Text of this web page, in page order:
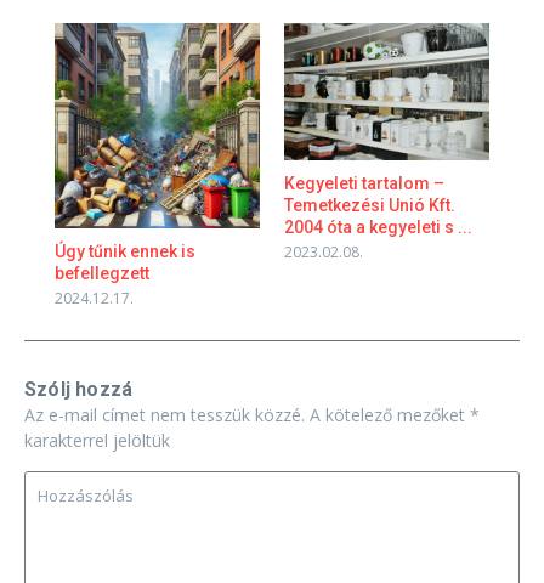
Úgy tűnik ennek is
befellegzett
2024.12.17.
Kegyeleti tartalom –
Temetkezési Unió Kft.
2004 óta a kegyeleti s ...
2023.02.08.
Szólj hozzá
Az e-mail címet nem tesszük közzé. A kötelező mezőket *
karakterrel jelöltük